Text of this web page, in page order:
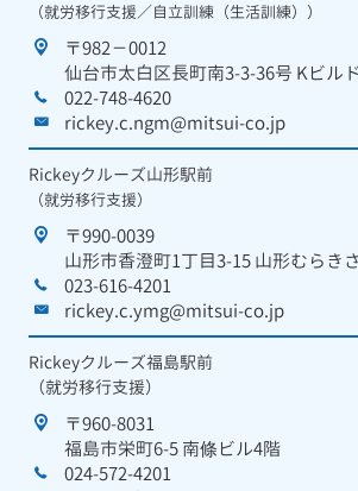
（就労移行支援／自立訓練（生活訓練））
〒982－0012
仙台市太白区長町南3-3-36号 Kビル
022-748-4620
rickey.c.ngm@mitsui-co.jp
Rickeyクルーズ山形駅前
（就労移行支援）
〒990-0039
山形市香澄町1丁目3-15 山形むらき
023-616-4201
rickey.c.ymg@mitsui-co.jp
Rickeyクルーズ福島駅前
（就労移行支援）
〒960-8031
福島市栄町6-5 南條ビル4階
024-572-4201